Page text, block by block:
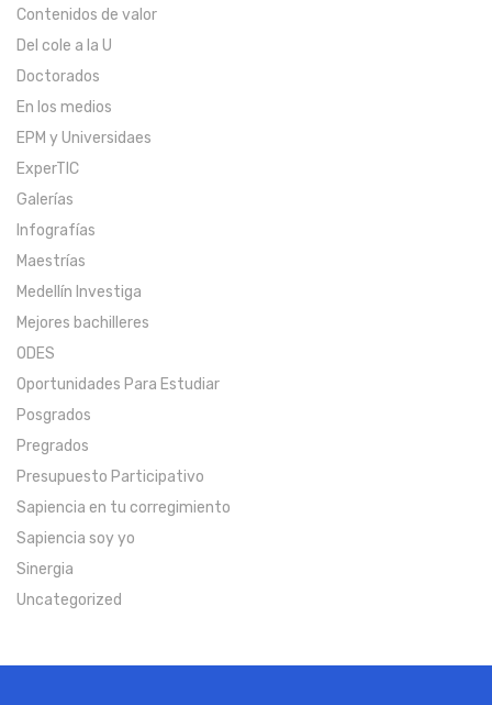
Contenidos de valor
Del cole a la U
Doctorados
En los medios
EPM y Universidaes
ExperTIC
Galerías
Infografías
Maestrías
Medellín Investiga
Mejores bachilleres
ODES
Oportunidades Para Estudiar
Posgrados
Pregrados
Presupuesto Participativo
Sapiencia en tu corregimiento
Sapiencia soy yo
Sinergia
Uncategorized